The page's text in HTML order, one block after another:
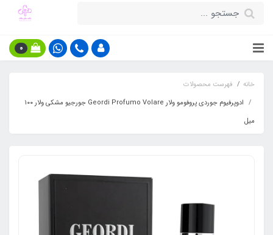
0
خانه
فهرست محصولات
ادوپرفیوم جوردی پروفومو ولار Geordi Profumo Volare جورجیو مشکی ولار ١٠٠
میل